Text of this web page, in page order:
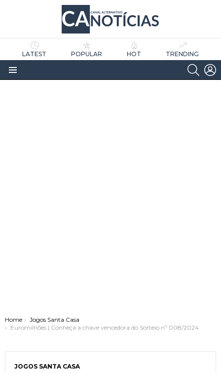
LATEST POPULAR HOT TRENDING
Menu
You are here:
Home
Jogos Santa Casa
Euromilhões | Conheça a chave vencedora do Sorteio nº 008/2024
JOGOS SANTA CASA